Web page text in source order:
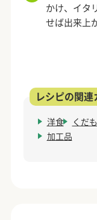
かけ、イタ
せば出来上
洋食 くだ
加工品